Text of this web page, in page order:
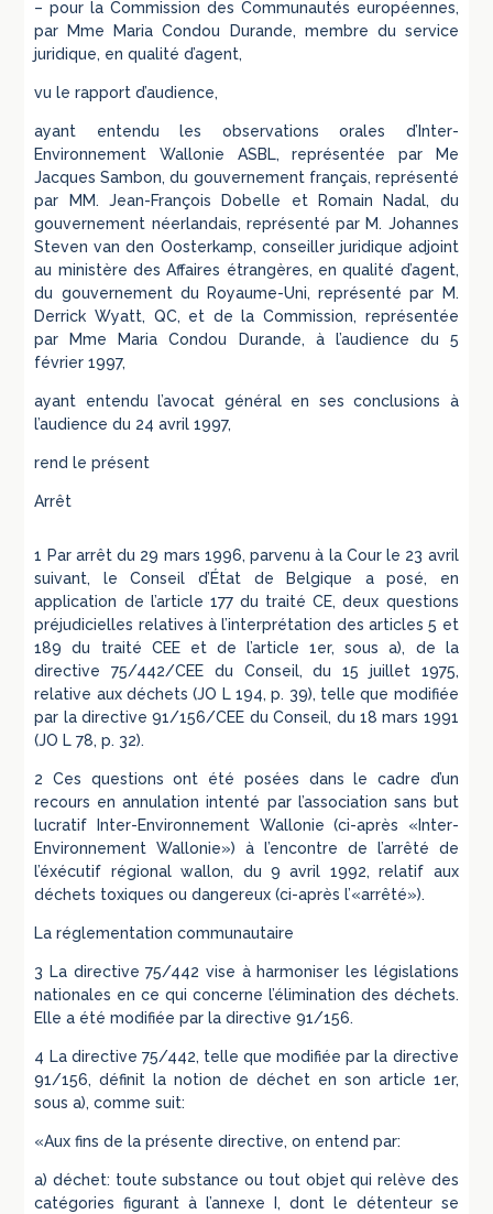
– pour la Commission des Communautés européennes,
par Mme Maria Condou Durande, membre du service
juridique, en qualité d’agent,
vu le rapport d’audience,
ayant entendu les observations orales d’Inter-
Environnement Wallonie ASBL, représentée par Me
Jacques Sambon, du gouvernement français, représenté
par MM. Jean-François Dobelle et Romain Nadal, du
gouvernement néerlandais, représenté par M. Johannes
Steven van den Oosterkamp, conseiller juridique adjoint
au ministère des Affaires étrangères, en qualité d’agent,
du gouvernement du Royaume-Uni, représenté par M.
Derrick Wyatt, QC, et de la Commission, représentée
par Mme Maria Condou Durande, à l’audience du 5
février 1997,
ayant entendu l’avocat général en ses conclusions à
l’audience du 24 avril 1997,
rend le présent
Arrêt
1 Par arrêt du 29 mars 1996, parvenu à la Cour le 23 avril
suivant, le Conseil d’État de Belgique a posé, en
application de l’article 177 du traité CE, deux questions
préjudicielles relatives à l’interprétation des articles 5 et
189 du traité CEE et de l’article 1er, sous a), de la
directive 75/442/CEE du Conseil, du 15 juillet 1975,
relative aux déchets (JO L 194, p. 39), telle que modifiée
par la directive 91/156/CEE du Conseil, du 18 mars 1991
(JO L 78, p. 32).
2 Ces questions ont été posées dans le cadre d’un
recours en annulation intenté par l’association sans but
lucratif Inter-Environnement Wallonie (ci-après «Inter-
Environnement Wallonie») à l’encontre de l’arrêté de
l’éxécutif régional wallon, du 9 avril 1992, relatif aux
déchets toxiques ou dangereux (ci-après l’«arrêté»).
La réglementation communautaire
3 La directive 75/442 vise à harmoniser les législations
nationales en ce qui concerne l’élimination des déchets.
Elle a été modifiée par la directive 91/156.
4 La directive 75/442, telle que modifiée par la directive
91/156, définit la notion de déchet en son article 1er,
sous a), comme suit:
«Aux fins de la présente directive, on entend par:
a) déchet: toute substance ou tout objet qui relève des
catégories figurant à l’annexe I, dont le détenteur se